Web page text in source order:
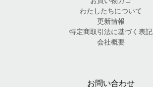
わたしたちについて
更新情報
特定商取引法に基づく表記
会社概要
お問い合わせ